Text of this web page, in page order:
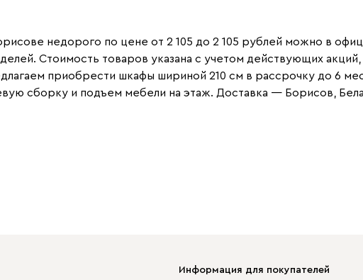
недорого по цене от 2 105 до 2 105 рублей можно в
Стоимость товаров указана с учетом действующих
приобрести шкафы шириной 210 см в рассрочку до 6
сборку и подъем мебели на этаж. Доставка — Борисов,
Информация для покупателей